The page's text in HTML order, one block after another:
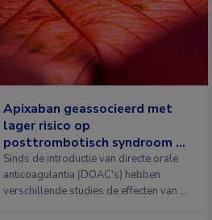
Apixaban geassocieerd met
lager risico op
posttrombotisch syndroom na
diepveneuze trombose
Sinds de introductie van directe orale
anticoagulantia (DOAC's) hebben
verschillende studies de effecten van …